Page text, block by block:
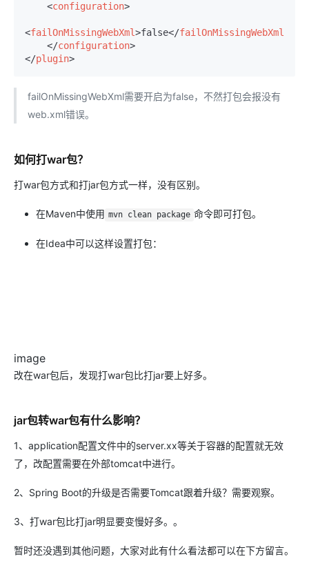
<configuration>
<failOnMissingWebXml>false</failOnMissingWebXml
</configuration>
</plugin>
failOnMissingWebXml需要开启为false，不然打包会报没有
web.xml错误。
如何打war包？
打war包方式和打jar包方式一样，没有区别。
在Maven中使用 mvn clean package 命令即可打包。
在Idea中可以这样设置打包：
image
改在war包后，发现打war包比打jar要上好多。
jar包转war包有什么影响？
1、application配置文件中的server.xx等关于容器的配置就无效
了，改配置需要在外部tomcat中进行。
2、Spring Boot的升级是否需要Tomcat跟着升级？需要观察。
3、打war包比打jar明显要变慢好多。。
暂时还没遇到其他问题，大家对此有什么看法都可以在下方留言。